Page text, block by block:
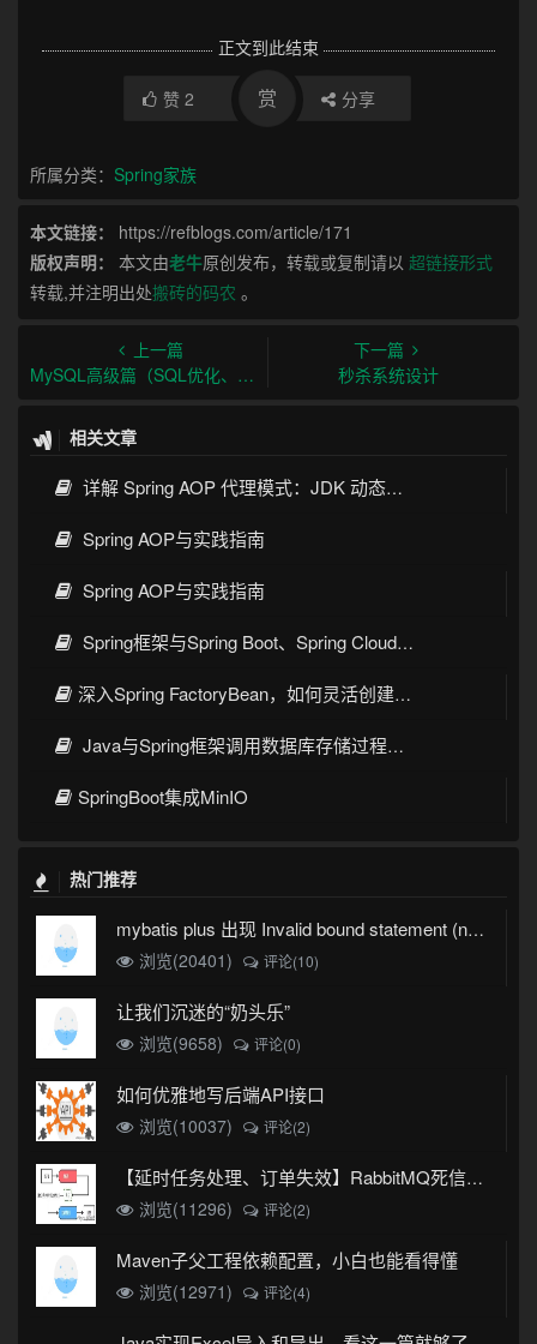
正文到此结束
赞 2 赏 分享
所属分类： Spring家族
本文链接：
https://refblogs.com/article/171
版权声明：
本文由老牛原创发布，转载或复制请以 超链接形式
转载,并注明出处搬砖的码农 。
上一篇
MySQL高级篇（SQL优化、索引优化、锁机制、主从复制）
下一篇
秒杀系统设计
相关文章
详解 Spring AOP 代理模式：JDK 动态代理与 CGLIB 原理
Spring AOP与实践指南
Spring AOP与实践指南
Spring框架与Spring Boot、Spring Cloud核心区别及技术演进
深入Spring FactoryBean，如何灵活创建复杂对象
Java与Spring框架调用数据库存储过程与函数的完整指南
SpringBoot集成MinIO
热门推荐
mybatis plus 出现 Invalid bound statement (not found)
浏览(20401)
评论(10)
让我们沉迷的“奶头乐”
浏览(9658) 评论(0)
如何优雅地写后端API接口
浏览(10037) 评论(2)
【延时任务处理、订单失效】RabbitMQ死信队列实现
浏览(11296)
评论(2)
Maven子父工程依赖配置，小白也能看得懂
浏览(12971) 评论(4)